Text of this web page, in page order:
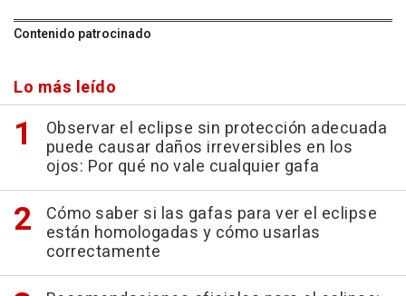
Contenido patrocinado
Lo más leído
Observar el eclipse sin protección adecuada
puede causar daños irreversibles en los
ojos: Por qué no vale cualquier gafa
Cómo saber si las gafas para ver el eclipse
están homologadas y cómo usarlas
correctamente